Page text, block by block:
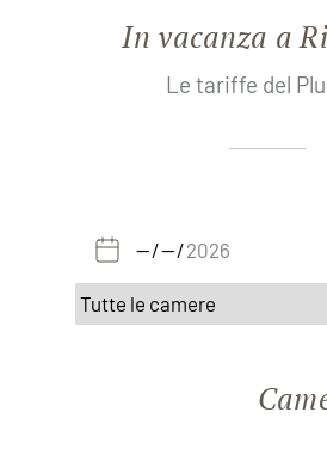
In vacanza a
Le tariffe del